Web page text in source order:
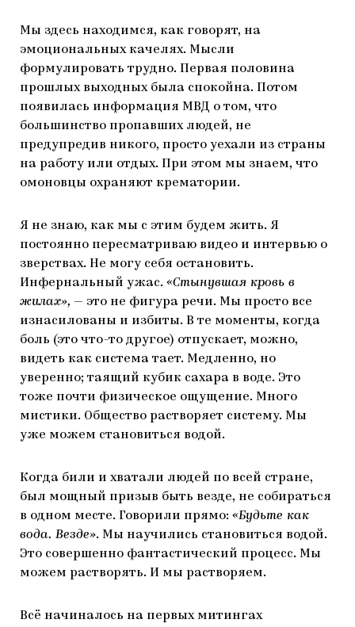
Мы здесь находимся, как говорят, на
эмоциональных качелях. Мысли
формулировать трудно. Первая половина
прошлых выходных была спокойна. Потом
появилась информация МВД о том, что
большинство пропавших людей, не
предупредив никого, просто уехали из страны
на работу или отдых. При этом мы знаем, что
омоновцы охраняют крематории.
Я не знаю, как мы с этим будем жить. Я
постоянно пересматриваю видео и интервью о
зверствах. Не могу себя остановить.
Инфернальный ужас. «Стынувшая кровь в
жилах», — это не фигура речи. Мы просто все
изнасилованы и избиты. В те моменты, когда
боль (это что-то другое) отпускает, можно,
видеть как система тает. Медленно, но
уверенно; таящий кубик сахара в воде. Это
тоже почти физическое ощущение. Много
мистики. Общество растворяет систему. Мы
уже можем становиться водой.
Когда били и хватали людей по всей стране,
был мощный призыв быть везде, не собираться
в одном месте. Говорили прямо: «Будьте как
вода. Везде». Мы научились становиться водой.
Это совершенно фантастический процесс. Мы
можем растворять. И мы растворяем.
Всё начиналось на первых митингах